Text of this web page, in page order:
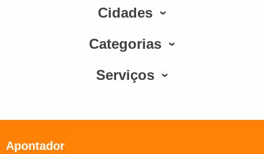
Cidades
Categorias
Serviços
Apontador